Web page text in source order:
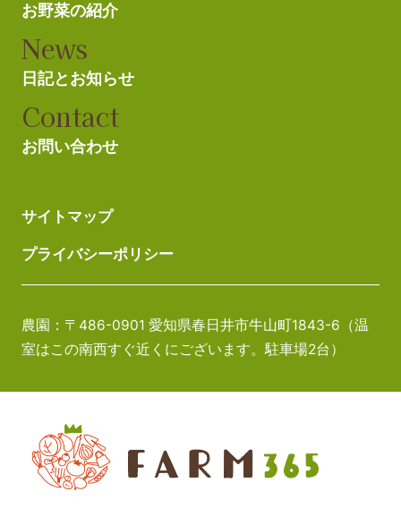
お野菜の紹介
News
日記とお知らせ
Contact
お問い合わせ
サイトマップ
プライバシーポリシー
農園：〒486-0901 愛知県春日井市牛山町1843-6（温
室はこの南西すぐ近くにございます。駐車場2台）